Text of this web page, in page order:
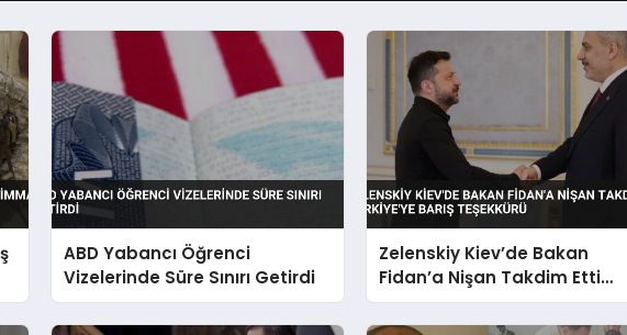
ABD Yabancı Öğrenci
Vizelerinde Süre Sınırı Getirdi
Zelenskiy Kiev’de Bakan
Fidan’a Nişan Takdim Etti
Türkiye’ye Barış Teşekkürü